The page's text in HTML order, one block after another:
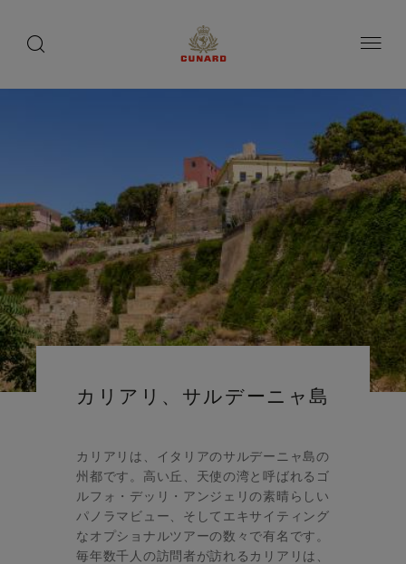
へ
カリアリ、サルデーニャ島
カリアリは、イタリアのサルデーニャ島の
州都です。高い丘、天使の湾と呼ばれるゴ
ルフォ・デッリ・アンジェリの素晴らしい
パノラマビュー、そしてエキサイティング
なオプショナルツアーの数々で有名です。
毎年数千人の訪問者が訪れるカリアリは、